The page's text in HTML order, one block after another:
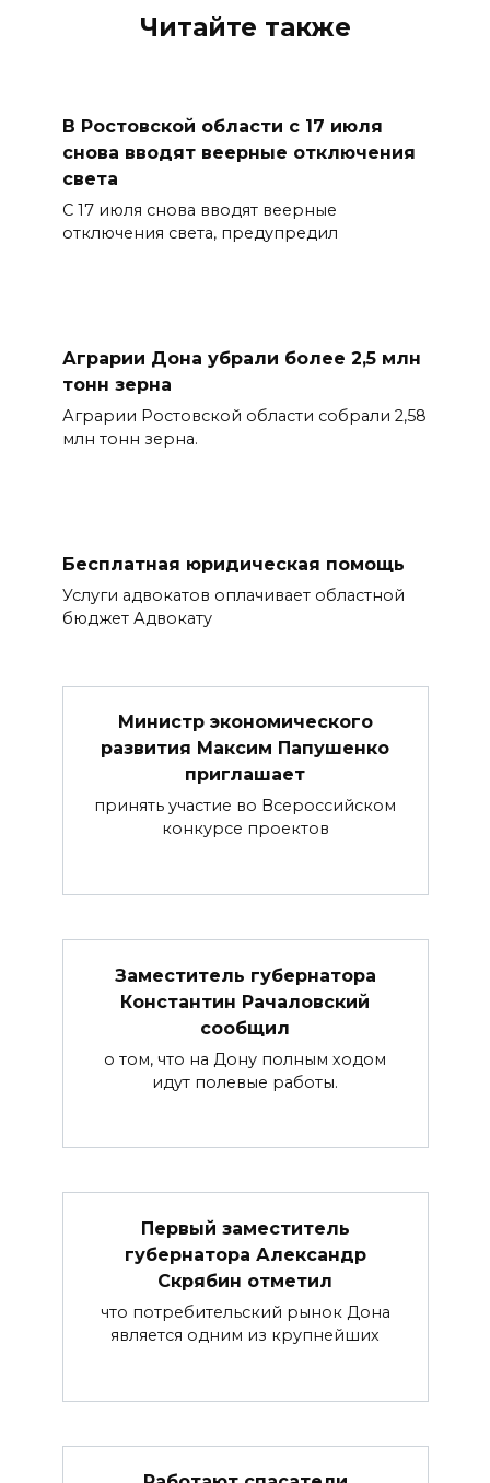
Читайте также
В Ростовской области с 17 июля
снова вводят веерные отключения
света
С 17 июля снова вводят веерные
отключения света, предупредил
Аграрии Дона убрали более 2,5 млн
тонн зерна
Аграрии Ростовской области собрали 2,58
млн тонн зерна.
Бесплатная юридическая помощь
Услуги адвокатов оплачивает областной
бюджет Адвокату
Министр экономического
развития Максим Папушенко
приглашает
принять участие во Всероссийском
конкурсе проектов
Заместитель губернатора
Константин Рачаловский
сообщил
о том, что на Дону полным ходом
идут полевые работы.
Первый заместитель
губернатора Александр
Скрябин отметил
что потребительский рынок Дона
является одним из крупнейших